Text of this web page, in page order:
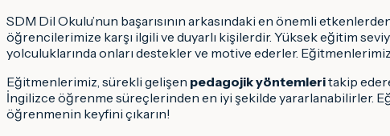
SDM Dil Okulu’nun başarısının arkasındaki en önemli
öğrencilerimize karşı ilgili ve duyarlı kişilerdir. Yüksek eğitim
yolculuklarında onları destekler ve motive ederler.
Eğitmenlerimiz, sürekli gelişen pedagojik yöntemleritakip
İngilizce öğrenme süreçlerinden en iyi şekilde yararlanabilirler.
öğrenmenin keyfini çıkarın!